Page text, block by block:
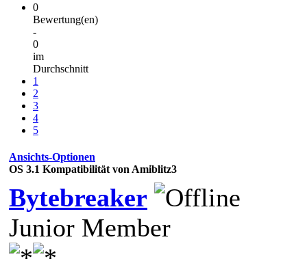
0
Bewertung(en)
-
0
im
Durchschnitt
1
2
3
4
5
Ansichts-Optionen
OS 3.1 Kompatibilität von Amiblitz3
Bytebreaker
Junior Member